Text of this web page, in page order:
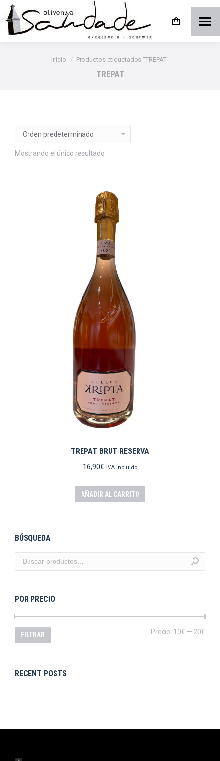
Estás aquí:
Inicio Productos etiquetados “TREPAT”
TREPAT
Mostrando el único resultado
TREPAT BRUT RESERVA
16,90€ IVA incluido
AÑADIR AL CARRITO
BÚSQUEDA
POR PRECIO
FILTRAR Precio: 10€ — 20€
RECENT POSTS